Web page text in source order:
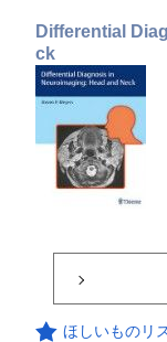
Differential
ck
ほしいものリ